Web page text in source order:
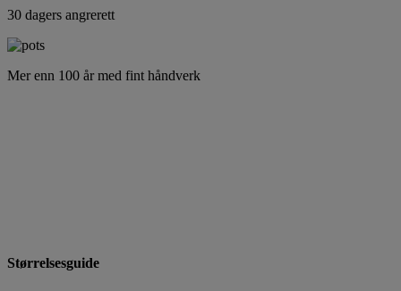
30 dagers angrerett
Mer enn 100 år med fint håndverk
Størrelsesguide